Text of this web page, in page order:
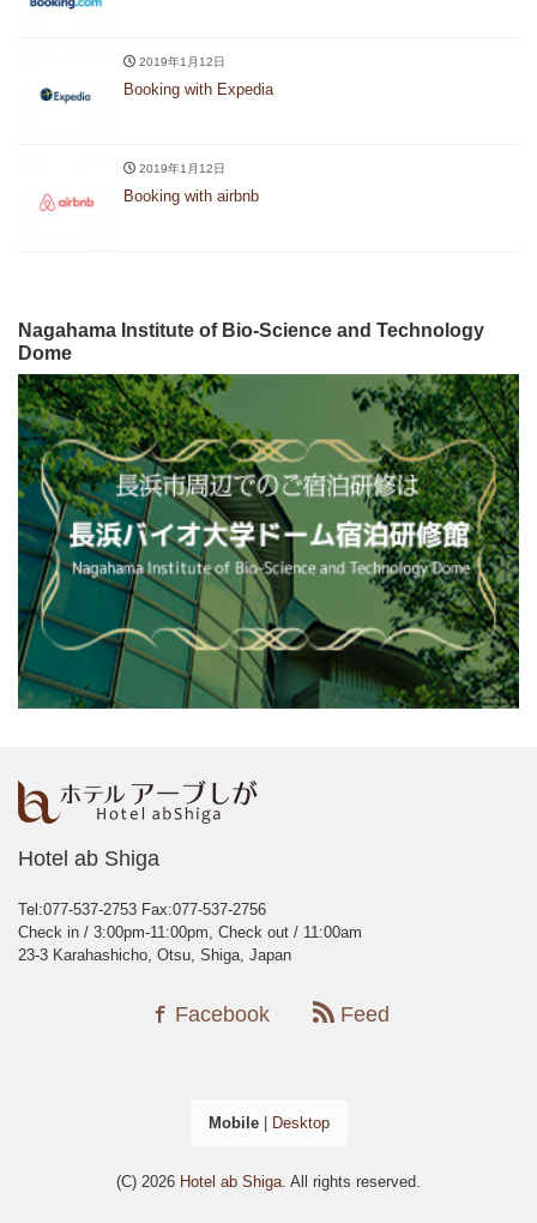
2019年1月12日
Booking with Expedia
2019年1月12日
Booking with airbnb
Nagahama Institute of Bio-Science and Technology
Dome
Hotel ab Shiga
Tel:077-537-2753 Fax:077-537-2756
Check in / 3:00pm-11:00pm, Check out / 11:00am
23-3 Karahashicho, Otsu, Shiga, Japan
Facebook Feed
Mobile| Desktop
(C) 2026 Hotel ab Shiga. All rights reserved.